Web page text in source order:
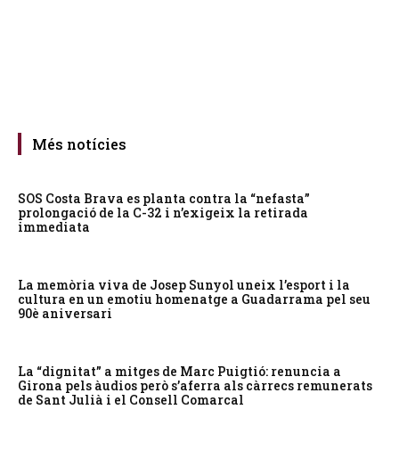
Més notícies
SOS Costa Brava es planta contra la “nefasta”
prolongació de la C-32 i n’exigeix la retirada
immediata
La memòria viva de Josep Sunyol uneix l’esport i la
cultura en un emotiu homenatge a Guadarrama pel seu
90è aniversari
La “dignitat” a mitges de Marc Puigtió: renuncia a
Girona pels àudios però s’aferra als càrrecs remunerats
de Sant Julià i el Consell Comarcal